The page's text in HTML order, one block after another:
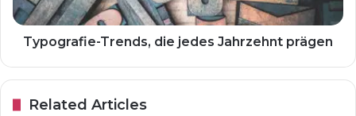
Typografie-Trends, die jedes Jahrzehnt prägen
Related Articles